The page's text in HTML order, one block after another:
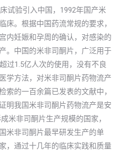
试验引入中国，1992年国产米
床。根据中国药流常规的要求，
内妊娠和孕周的确认，对感染的
。中国的米非司酮片，广泛用于
过1.5亿人次的使用，没有不良
学方法，对米非司酮片药物流产
索的一百余篇已发表的文献中，
明我国米非司酮片药物流产是安
米非司酮片生产规模的国家，
米非司酮片最早研发生产的单
，通过十几年的临床实践和质量